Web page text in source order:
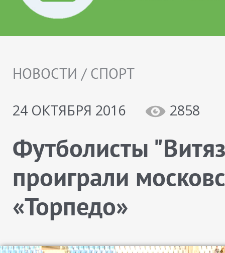
НОВОСТИ / СПОРТ
24 ОКТЯБРЯ 2016
2858
Футболисты
проиграли
«Торпедо»